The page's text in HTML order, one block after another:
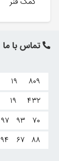
تماس با ما
۱۹
۸۰۹
۱۹
۴۳۲
۹۷ ۹۳
۷۰
۹۴ ۶۷ ۸۸